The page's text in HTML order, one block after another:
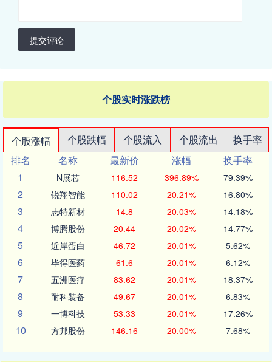
提交评论
个股实时涨跌榜
个股涨幅 个股跌幅 个股流入 个股流出
换手率
排名
名称 最新价 涨幅
换手率
1
N展芯 116.52 396.89% 79.39%
2 锐翔智能 110.02 20.21% 16.80%
3 志特新材 14.8 20.03% 14.18%
4 博腾股份 20.44 20.02% 14.77%
5 近岸蛋白 46.72 20.01% 5.62%
6 毕得医药 61.6 20.01% 6.12%
7 五洲医疗 83.62 20.01% 18.37%
8 耐科装备 49.67 20.01% 6.83%
9 一博科技 53.33 20.01% 17.26%
10 方邦股份 146.16 20.00% 7.68%